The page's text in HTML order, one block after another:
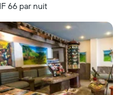
66 par nuit